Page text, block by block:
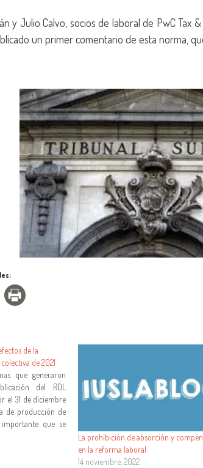
y Julio Calvo, socios de laboral de PwC Tax
un primer comentario de esta norma,
de la
de 2021
que generaron
del RDL
el 31 de diciembre
de producción de
que se
colectiva,
La prohibición de absorción y
en la reforma laboral
14 noviembre, 2022